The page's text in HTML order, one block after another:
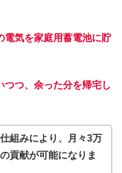
電気を家庭用蓄電池に貯
つつ、余った分を帰宅し
組みにより、
月々3万
貢献が可能になりま